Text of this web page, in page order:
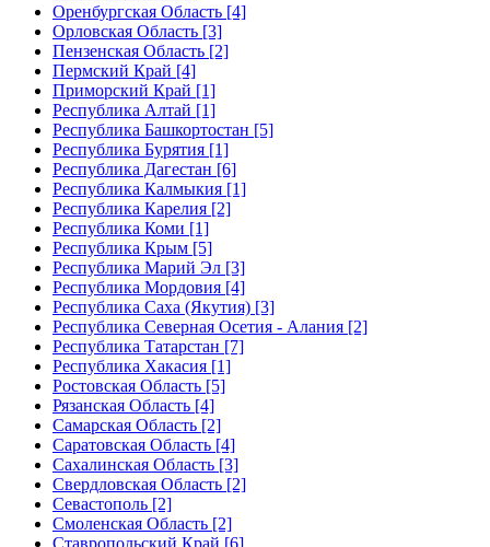
Оренбургская Область [4]
Орловская Область [3]
Пензенская Область [2]
Пермский Край [4]
Приморский Край [1]
Республика Алтай [1]
Республика Башкортостан [5]
Республика Бурятия [1]
Республика Дагестан [6]
Республика Калмыкия [1]
Республика Карелия [2]
Республика Коми [1]
Республика Крым [5]
Республика Марий Эл [3]
Республика Мордовия [4]
Республика Саха (Якутия) [3]
Республика Северная Осетия - Алания [2]
Республика Татарстан [7]
Республика Хакасия [1]
Ростовская Область [5]
Рязанская Область [4]
Самарская Область [2]
Саратовская Область [4]
Сахалинская Область [3]
Свердловская Область [2]
Севастополь [2]
Смоленская Область [2]
Ставропольский Край [6]